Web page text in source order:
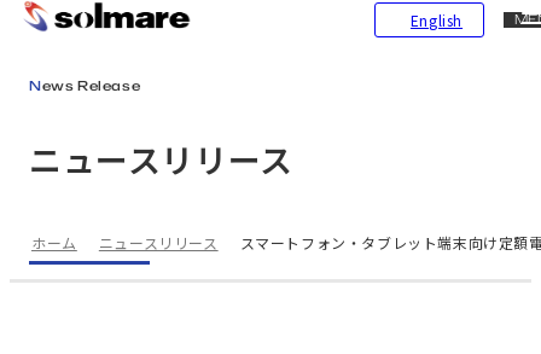
English
ニュースリリース
News Release
ホーム ニュースリリース スマートフォン・タブレット端末向け定額